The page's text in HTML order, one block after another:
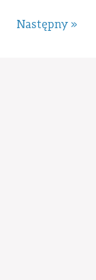
Następny »